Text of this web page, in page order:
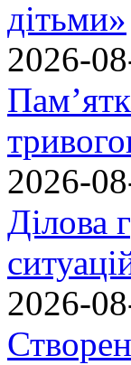
дітьми»
2026-
2026-
Ділова
2026-